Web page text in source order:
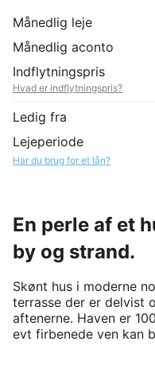
Månedlig leje
Månedlig aconto
Indflytningspris
Hvad er indflytningspris?
Ledig fra
Lejeperiode
Har du brug for et lån?
En perle af et
by og strand.
Skønt hus i moderne
terrasse der er
aftenerne. Haven er
evt firbenede ven kan